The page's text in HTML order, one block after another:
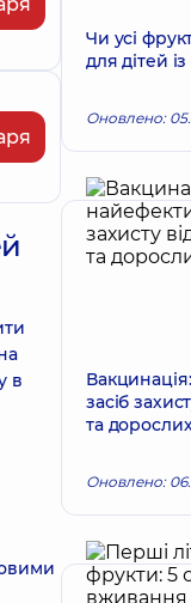
в
Чи усі
для дітей
Оновлено:
засіб
та
Оновлено: